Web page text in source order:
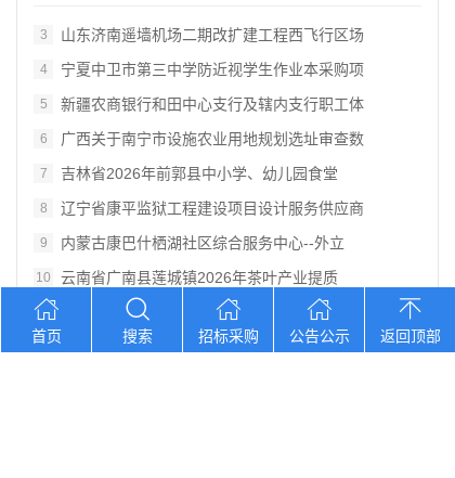
3 山东济南遥墙机场二期改扩建工程西飞行区场
4 宁夏中卫市第三中学防近视学生作业本采购项
5 新疆农商银行和田中心支行及辖内支行职工体
6 广西关于南宁市设施农业用地规划选址审查数
7 吉林省2026年前郭县中小学、幼儿园食堂
8 辽宁省康平监狱工程建设项目设计服务供应商
9 内蒙古康巴什栖湖社区综合服务中心--外立
10 云南省广南县莲城镇2026年茶叶产业提质
您想找？
首页 搜索 招标采购 公告公示 返回顶部